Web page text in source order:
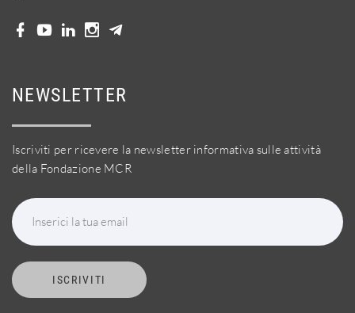
NEWSLETTER
Iscriviti per ricevere la newsletter informativa sulle attività
della Fondazione MCR
Inserici la tua email
ISCRIVITI